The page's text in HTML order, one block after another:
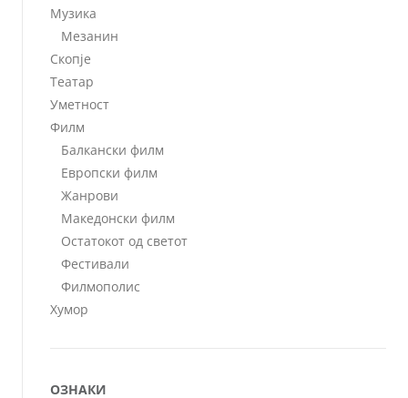
Музика
Мезанин
Скопје
Театар
Уметност
Филм
Балкански филм
Европски филм
Жанрови
Македонски филм
Остатокот од светот
Фестивали
Филмополис
Хумор
ОЗНАКИ